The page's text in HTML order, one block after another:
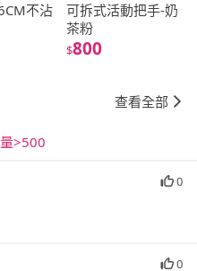
不沾
可拆式活動把手-奶
茶粉
$800
查看全部
>500
0
0